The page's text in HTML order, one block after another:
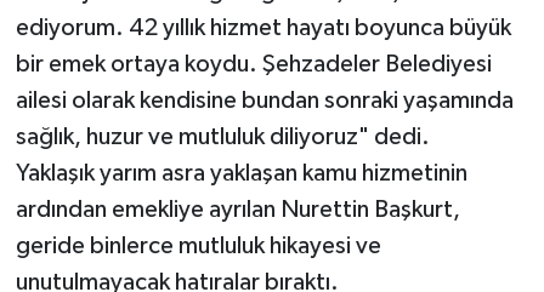
ediyorum. 42 yıllık hizmet hayatı boyunca büyük
bir emek ortaya koydu. Şehzadeler Belediyesi
ailesi olarak kendisine bundan sonraki yaşamında
sağlık, huzur ve mutluluk diliyoruz" dedi.
Yaklaşık yarım asra yaklaşan kamu hizmetinin
ardından emekliye ayrılan Nurettin Başkurt,
geride binlerce mutluluk hikayesi ve
unutulmayacak hatıralar bıraktı.